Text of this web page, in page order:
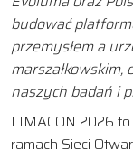
budować
przemysłem a
naszych badań i
LIMACON 2026
ramach Sieci